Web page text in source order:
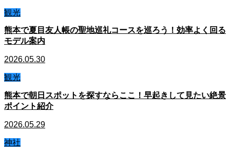
観光
熊本で夏目友人帳の聖地巡礼コースを巡ろう！効率よく回る
モデル案内
2026.05.30
観光
熊本で朝日スポットを探すならここ！早起きして見たい絶景
ポイント紹介
2026.05.29
神社